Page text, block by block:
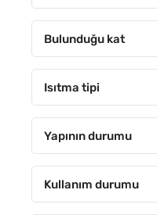
11-15 arası
16-20 arası
21-25 arası
31 ve Üzeri
Bulunduğu kat
Isıtma tipi
Yapının durumu
Kullanım durumu